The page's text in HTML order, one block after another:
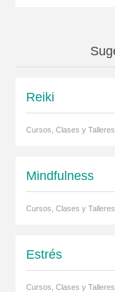
Reiki
Cursos, Clases y Talleres
Mindfulness
Cursos, Clases y Talleres
Estrés
Cursos, Clases y Talleres